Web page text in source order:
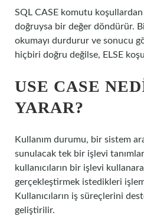
SQL CASE komutu
doğruysa bir değer döndürür.
okumayı durdurur ve sonucu
hiçbiri doğru değilse, ELSE
USE CASE
YARAR?
Kullanım durumu, bir sistem
sunulacak tek bir işlevi
kullanıcıların bir işlevi
gerçekleştirmek istedikleri
Kullanıcıların iş süreçlerini
geliştirilir.